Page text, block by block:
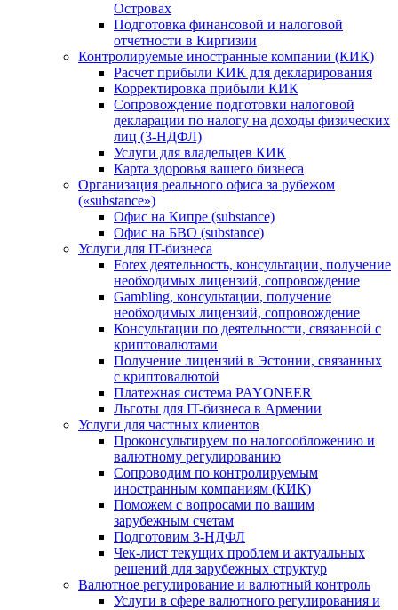
Островах
Подготовка финансовой и налоговой
отчетности в Киргизии
Контролируемые иностранные компании (КИК)
Расчет прибыли КИК для декларирования
Корректировка прибыли КИК
Сопровождение подготовки налоговой
декларации по налогу на доходы физических
лиц (3-НДФЛ)
Услуги для владельцев КИК
Карта здоровья вашего бизнеса
Организация реального офиса за рубежом
(«substance»)
Офис на Кипре (substance)
Офис на БВО (substance)
Услуги для IT-бизнеса
Forex деятельность, консультации, получение
необходимых лицензий, сопровождение
Gambling, консультации, получение
необходимых лицензий, сопровождение
Консультации по деятельности, связанной с
криптовалютами
Получение лицензий в Эстонии, связанных
с криптовалютой
Платежная система PAYONEER
Льготы для IT-бизнеса в Армении
Услуги для частных клиентов
Проконсультируем по налогообложению и
валютному регулированию
Сопроводим по контролируемым
иностранным компаниям (КИК)
Поможем с вопросами по вашим
зарубежным счетам
Подготовим 3-НДФЛ
Чек-лист текущих проблем и актуальных
решений для зарубежных структур
Валютное регулирование и валютный контроль
Услуги в сфере валютного регулирования и